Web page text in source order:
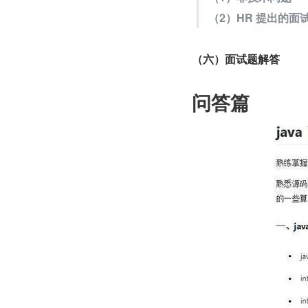
（2）HR 提出的面
（六）面试题解答
问答篇